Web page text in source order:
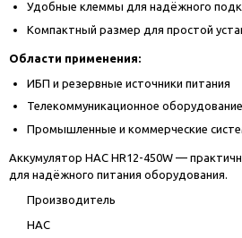
Удобные клеммы для надёжного
Компактный размер для простой
Области применения:
ИБП и резервные источники питания
Телекоммуникационное оборудование
Промышленные и коммерческие
Аккумулятор HAC HR12-450W —
для надёжного питания оборудования.
Производитель
HAC